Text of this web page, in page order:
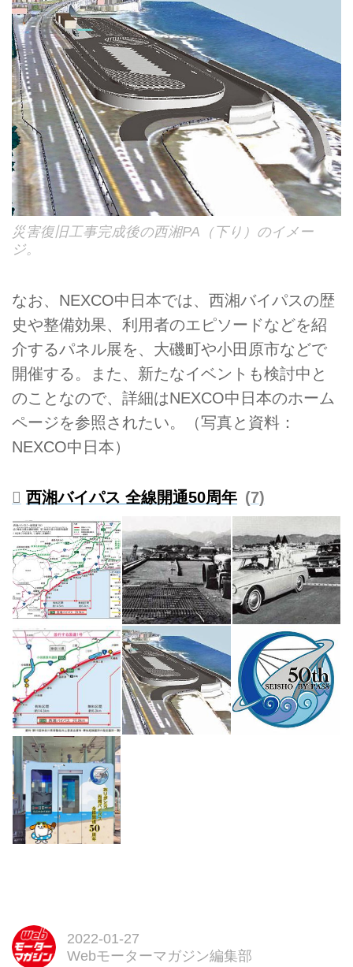
災害復旧工事完成後の西湘PA（下り）のイメー
ジ。
なお、NEXCO中日本では、西湘バイパスの歴
史や整備効果、利用者のエピソードなどを紹
介するパネル展を、大磯町や小田原市などで
開催する。また、新たなイベントも検討中と
のことなので、詳細はNEXCO中日本のホーム
ページを参照されたい。（写真と資料：
NEXCO中日本）
西湘バイパス 全線開通50周年 7
2022-01-27
Webモーターマガジン編集部